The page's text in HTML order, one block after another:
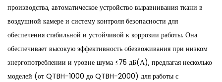
производства, автоматическое устройство выравнивания ткани в
воздушной камере и систему контроля безопасности для
обеспечения стабильной и устойчивой к коррозии работы. Она
обеспечивает высокую эффективность обезвоживания при низком
энергопотреблении и уровне шума ≤75 дБ(А), предлагая несколько
моделей (от QTBH-1000 до QTBH-2000) для работы с